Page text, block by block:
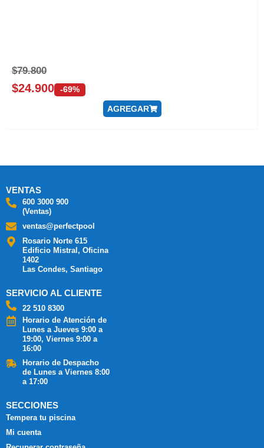
$79.800
$24.900 -69%
AGREGAR
VENTAS
600 3000 900
(Ventas)
ventas@perfectpool
Rosario Norte 615
Edificio Mistral, Oficina
1402
Las Condes, Santiago
SERVICIO AL CLIENTE
22 510 8300
Horario de Atención de
Lunes a Jueves 9:00 a
19:00, Viernes 9:00 a
16:00
Horario de Despacho
de Lunes a Viernes 8:00
a 17:00
SECCIONES
Tempera tu piscina
Mi cuenta